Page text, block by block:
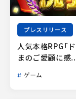
プレスリリース
人気本格RPG「
まのご愛顧に感
ゲーム